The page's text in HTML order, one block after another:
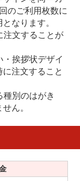
のご利用枚数に
なります。
文することが
挨拶状デザイ
注文すること
別のはがき
ん。